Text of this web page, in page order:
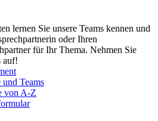
lernen Sie unsere Teams kennen und
oder Ihren
für Ihr Thema. Nehmen Sie
auf!
und Teams
von A-Z